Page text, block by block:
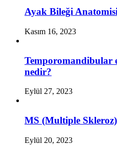
Ayak Bileği Anatomisi
Kasım 16, 2023
Temporomandibular
nedir?
Eylül 27, 2023
MS (Multiple
Eylül 20, 2023